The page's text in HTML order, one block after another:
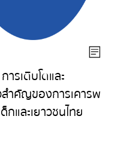
รเติบโตและ
ำคัญของการเคารพ
และเยาวชนไทย